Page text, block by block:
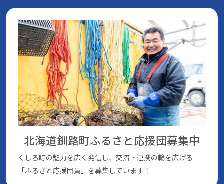
北海道釧路町ふるさと応援団募集中
くしろ町の魅⼒を広く発信し、交流・連携の輪を広げる
「ふるさと応援団員」を募集しています！